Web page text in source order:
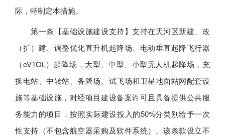
际，特制定本措施。
第一条【基础设施建设支持】支持在天河区新建、改
（扩）建、调整优化直升机起降场、电动垂直起降飞行器
（eVTOL）起降场，大型、中型、小型无人机起降场，充
换电站、中转站、备降场、试飞场和卫星地面站网配套设
施等基础设施，对经项目建设备案许可且具备提供公共服
务能力的项目，按照实际建设投入的50%分类别给予一次
性支持（不包含航空器采购及软件系统）。该条款设立不